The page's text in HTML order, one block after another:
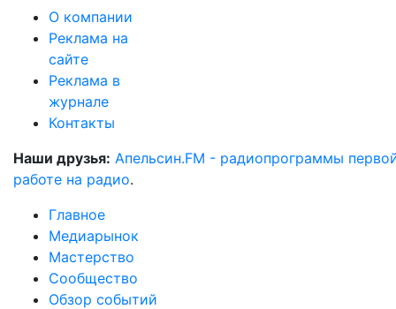
О компании
Реклама на
сайте
Реклама в
журнале
Контакты
Наши друзья: Апельсин.FM - радиопрограммы
работе на радио.
Главное
Медиарынок
Мастерство
Сообщество
Обзор событий